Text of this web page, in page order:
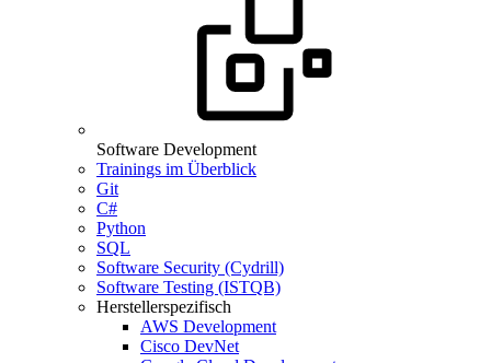
Software Development
Trainings im Überblick
Git
C#
Python
SQL
Software Security (Cydrill)
Software Testing (ISTQB)
Herstellerspezifisch
AWS Development
Cisco DevNet